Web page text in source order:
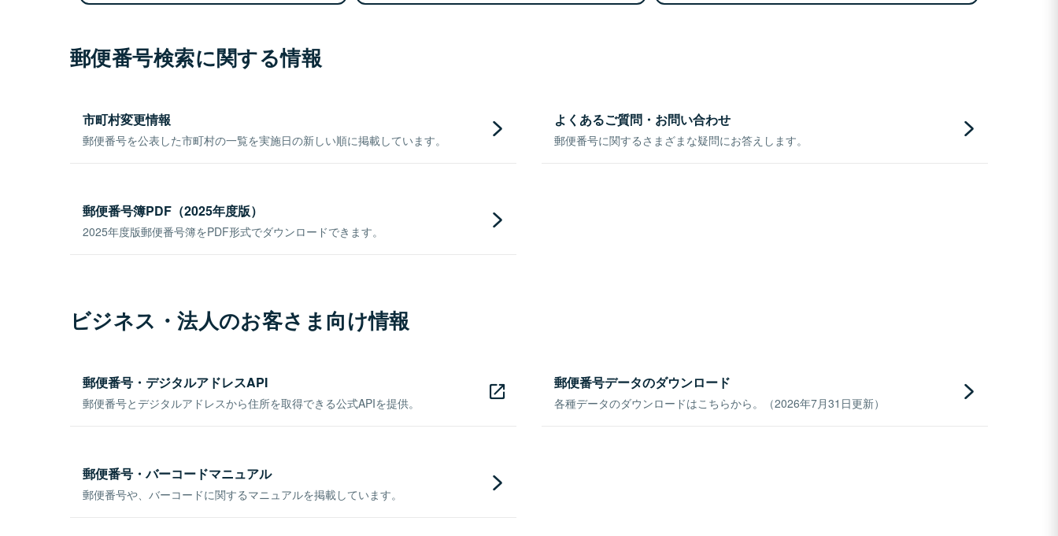
郵便番号検索に関する情報
市町村変更情報
郵便番号を公表した市町村の一覧を実施日の新しい順に掲載しています。
よくあるご質問・お問い合わせ
郵便番号に関するさまざまな疑問にお答えします。
郵便番号簿PDF（2025年度版）
2025年度版郵便番号簿をPDF形式でダウンロードできます。
ビジネス・法人のお客さま向け情報
郵便番号・デジタルアドレスAPI
郵便番号とデジタルアドレスから住所を取得できる公式APIを提供。
郵便番号データのダウンロード
各種データのダウンロードはこちらから。（2026年7月31日更新）
郵便番号・バーコードマニュアル
郵便番号や、バーコードに関するマニュアルを掲載しています。